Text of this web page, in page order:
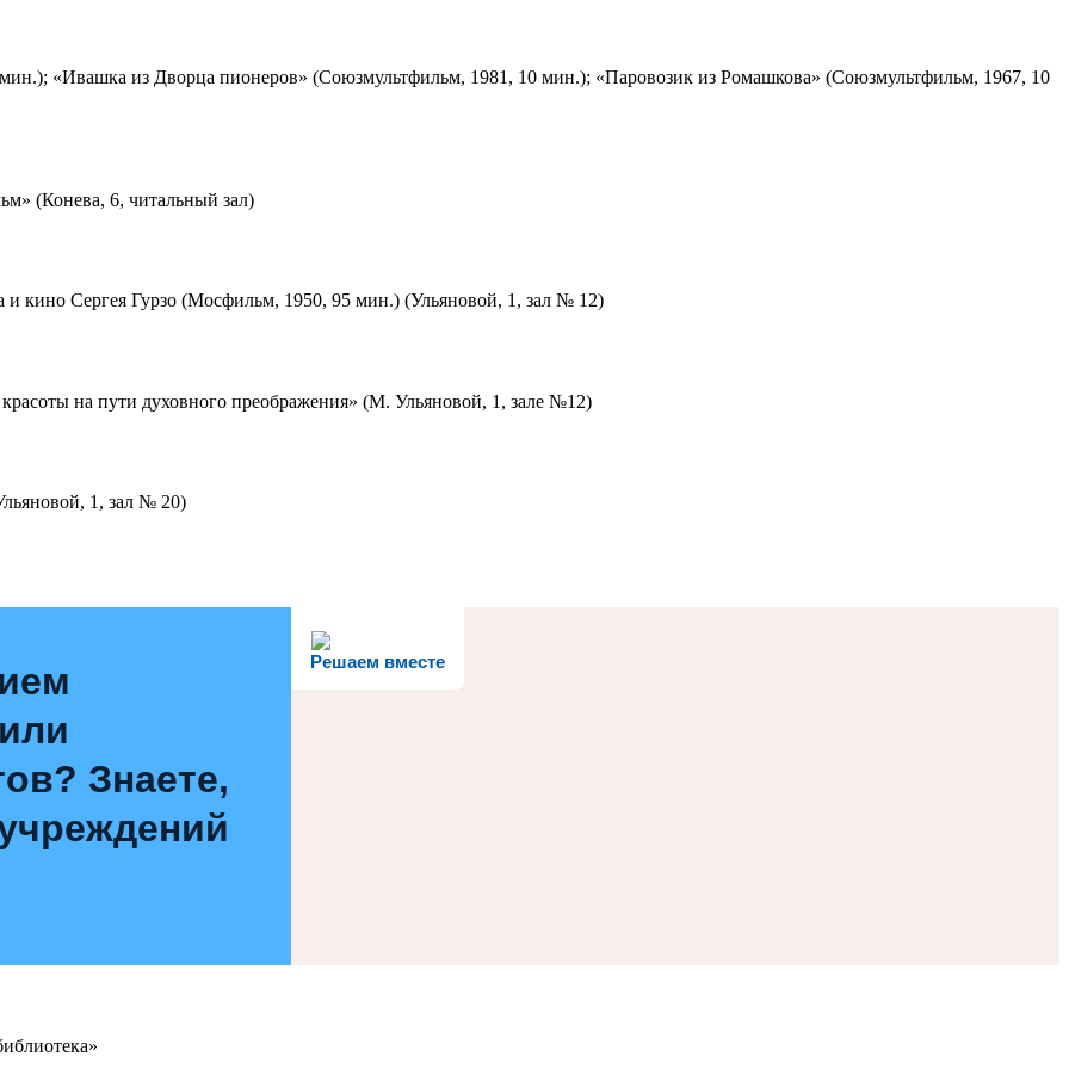
«Ивашка из Дворца пионеров» (Союзмультфильм, 1981, 10 мин.); «Паровозик из Ромашкова» (Союзмультфильм, 1967, 10
(Конева, 6, читальный зал)
и кино Сергея Гурзо (Мосфильм, 1950, 95 мин.) (Ульяновой, 1, зал № 12)
на пути духовного преображения» (М. Ульяновой, 1, зале №12)
1, зал № 20)
Решаем вместе
Знаете,